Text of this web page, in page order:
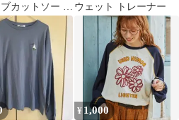
カットソー F
白 モックネッ
ウェット トレーナー
¥ 1,000